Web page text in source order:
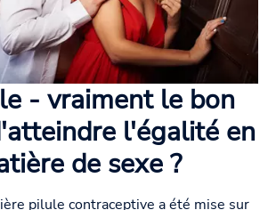
- vraiment le bon
l'égalité en
de sexe ?
pilule contraceptive a été mise sur